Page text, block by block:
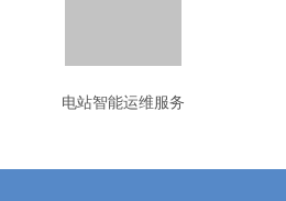
电站智能运维服务